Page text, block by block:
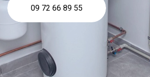
09 72 66 89 55